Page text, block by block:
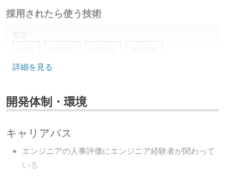
採用されたら使う技術
言語
ruby
python node.js go-lang
フレームワーク
データベース
ソースコード管理
git
詳細を見る
開発体制・環境
キャリアパス
エンジニアの人事評価にエンジニア経験者が関わって
いる